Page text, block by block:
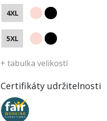
4XL
5XL
+ tabulka velikostí
Certifikáty udržitelnosti